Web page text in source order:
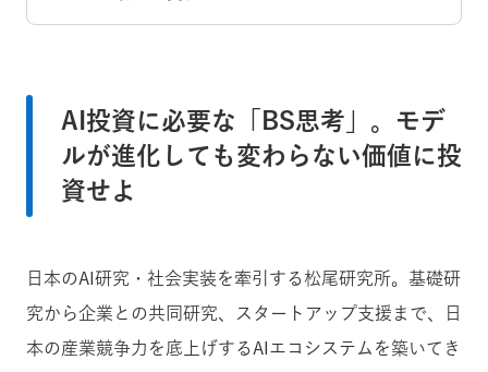
AI投資に必要な「BS思考」。モデ
ルが進化しても変わらない価値に投
資せよ
日本のAI研究・社会実装を牽引する松尾研究所。基礎研
究から企業との共同研究、スタートアップ支援まで、日
本の産業競争力を底上げするAIエコシステムを築いてき